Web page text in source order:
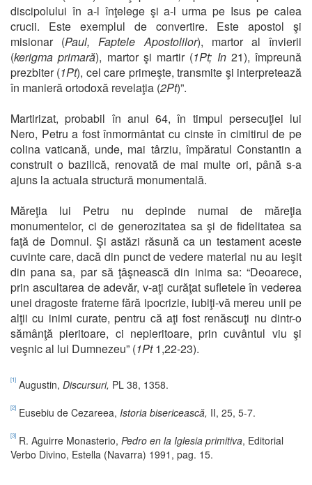
discipolului în a-l înţelege şi a-l urma pe Isus pe calea
crucii. Este exemplul de convertire. Este apostol şi
misionar (Paul, Faptele Apostolilor), martor al învierii
(kerigma primară), martor şi martir (1Pt; In 21), împreună
prezbiter (1Pt), cel care primeşte, transmite şi interpretează
în manieră ortodoxă revelaţia (2Pt)”.
Martirizat, probabil în anul 64, în timpul persecuţiei lui
Nero, Petru a fost înmormântat cu cinste în cimitirul de pe
colina vaticană, unde, mai târziu, împăratul Constantin a
construit o bazilică, renovată de mai multe ori, până s-a
ajuns la actuala structură monumentală.
Măreţia lui Petru nu depinde numai de măreţia
monumentelor, ci de generozitatea sa şi de fidelitatea sa
faţă de Domnul. Şi astăzi răsună ca un testament aceste
cuvinte care, dacă din punct de vedere material nu au ieşit
din pana sa, par să ţâşnească din inima sa: “Deoarece,
prin ascultarea de adevăr, v-aţi curăţat sufletele în vederea
unei dragoste fraterne fără ipocrizie, iubiţi-vă mereu unii pe
alţii cu inimi curate, pentru că aţi fost renăscuţi nu dintr-o
sămânţă pieritoare, ci nepieritoare, prin cuvântul viu şi
veşnic al lui Dumnezeu” (1Pt1,22-23).
[1] Augustin, Discursuri, PL 38, 1358.
[2] Eusebiu de Cezareea, Istoria bisericească, II, 25, 5-7.
[3] R. Aguirre Monasterio, Pedro en la Iglesia primitiva, Editorial
Verbo Divino, Estella (Navarra) 1991, pag. 15.